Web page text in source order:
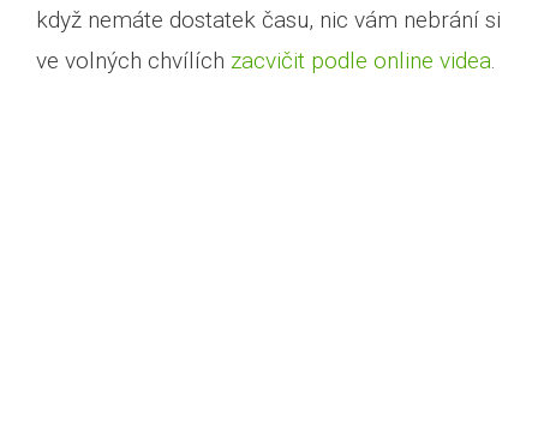
když nemáte dostatek času, nic vám nebrání si
ve volných chvílích zacvičit podle online videa.